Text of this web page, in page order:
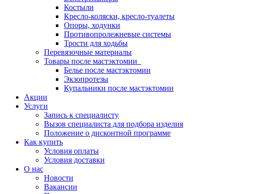
Костыли
Кресло-коляски, кресло-туалеты
Опоры, ходунки
Противопролежневые системы
Трости для ходьбы
Перевязочные материалы
Товары после мастэктомии
Белье после мастэктомии
Экзопротезы
Купальники после мастэктомии
Акции
Услуги
Запись к специалисту
Вызов специалиста для подбора изделия
Положение о дисконтной программе
Как купить
Условия оплаты
Условия доставки
О нас
Новости
Вакансии